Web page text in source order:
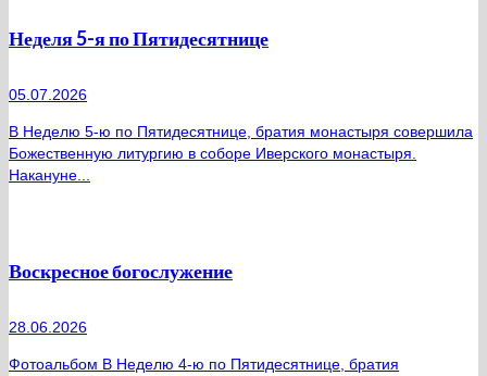
Неделя 5-я по Пятидесятнице
05.07.2026
В Неделю 5-ю по Пятидесятнице, братия монастыря совершила
Божественную литургию в соборе Иверского монастыря.
Накануне...
Воскресное богослужение
28.06.2026
Фотоальбом В Неделю 4-ю по Пятидесятнице, братия